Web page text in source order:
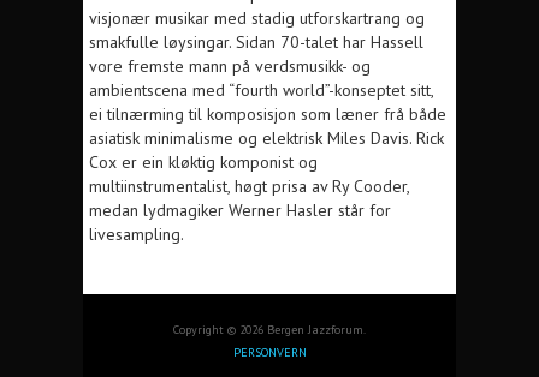
visjonær musikar med stadig utforskartrang og
smakfulle løysingar. Sidan 70-talet har Hassell
vore fremste mann på verdsmusikk- og
ambientscena med “fourth world”-konseptet sitt,
ei tilnærming til komposisjon som læner frå både
asiatisk minimalisme og elektrisk Miles Davis. Rick
Cox er ein kløktig komponist og
multiinstrumentalist, høgt prisa av Ry Cooder,
medan lydmagiker Werner Hasler står for
livesampling.
Copyright © 2026 Bergen Jazzforum.
PERSONVERN